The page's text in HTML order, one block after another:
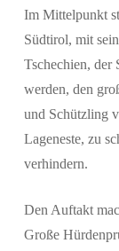
Im Mittelpunkt
Südtirol, mit
Tschechien, der
werden, den
und Schützling
Lageneste, zu
verhindern.
Den Auftakt
Große